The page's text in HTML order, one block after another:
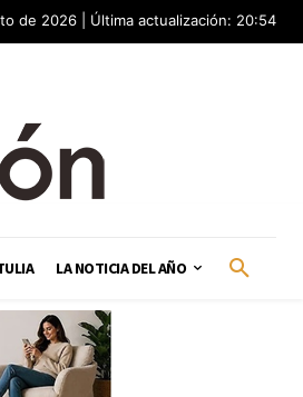
de 2026 | Última actualización: 20:54
LA NOTICIA DEL AÑO